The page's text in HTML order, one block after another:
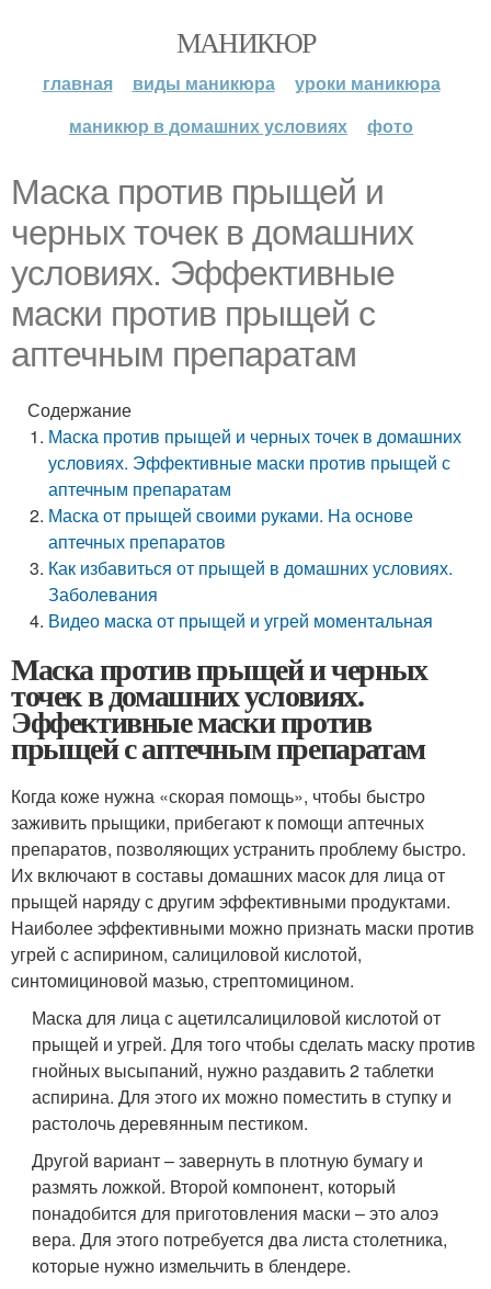
МАНИКЮР
главная виды маникюра
уроки маникюра
маникюр в домашних условиях
фото
Маска против прыщей и
черных точек в домашних
условиях. Эффективные
маски против прыщей с
аптечным препаратам
Содержание
Маска против прыщей и черных точек в домашних
условиях. Эффективные маски против прыщей с
аптечным препаратам
Маска от прыщей своими руками. На основе
аптечных препаратов
Как избавиться от прыщей в домашних условиях.
Заболевания
Видео маска от прыщей и угрей моментальная
Маска против прыщей и черных
точек в домашних условиях.
Эффективные маски против
прыщей с аптечным препаратам
Когда коже нужна «скорая помощь», чтобы быстро
заживить прыщики, прибегают к помощи аптечных
препаратов, позволяющих устранить проблему быстро.
Их включают в составы домашних масок для лица от
прыщей наряду с другим эффективными продуктами.
Наиболее эффективными можно признать маски против
угрей с аспирином, салициловой кислотой,
синтомициновой мазью, стрептомицином.
Маска для лица с ацетилсалициловой кислотой от
прыщей и угрей. Для того чтобы сделать маску против
гнойных высыпаний, нужно раздавить 2 таблетки
аспирина. Для этого их можно поместить в ступку и
растолочь деревянным пестиком.
Другой вариант – завернуть в плотную бумагу и
размять ложкой. Второй компонент, который
понадобится для приготовления маски – это алоэ
вера. Для этого потребуется два листа столетника,
которые нужно измельчить в блендере.